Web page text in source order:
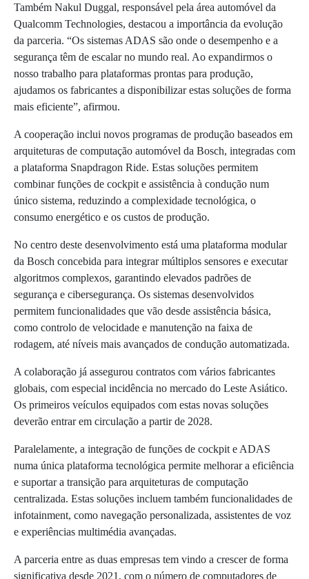
Também Nakul Duggal, responsável pela área automóvel da
Qualcomm Technologies, destacou a importância da evolução
da parceria. “Os sistemas ADAS são onde o desempenho e a
segurança têm de escalar no mundo real. Ao expandirmos o
nosso trabalho para plataformas prontas para produção,
ajudamos os fabricantes a disponibilizar estas soluções de forma
mais eficiente”, afirmou.
A cooperação inclui novos programas de produção baseados em
arquiteturas de computação automóvel da Bosch, integradas com
a plataforma Snapdragon Ride. Estas soluções permitem
combinar funções de cockpit e assistência à condução num
único sistema, reduzindo a complexidade tecnológica, o
consumo energético e os custos de produção.
No centro deste desenvolvimento está uma plataforma modular
da Bosch concebida para integrar múltiplos sensores e executar
algoritmos complexos, garantindo elevados padrões de
segurança e cibersegurança. Os sistemas desenvolvidos
permitem funcionalidades que vão desde assistência básica,
como controlo de velocidade e manutenção na faixa de
rodagem, até níveis mais avançados de condução automatizada.
A colaboração já assegurou contratos com vários fabricantes
globais, com especial incidência no mercado do Leste Asiático.
Os primeiros veículos equipados com estas novas soluções
deverão entrar em circulação a partir de 2028.
Paralelamente, a integração de funções de cockpit e ADAS
numa única plataforma tecnológica permite melhorar a eficiência
e suportar a transição para arquiteturas de computação
centralizada. Estas soluções incluem também funcionalidades de
infotainment, como navegação personalizada, assistentes de voz
e experiências multimédia avançadas.
A parceria entre as duas empresas tem vindo a crescer de forma
significativa desde 2021, com o número de computadores de